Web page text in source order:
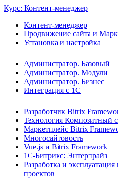
Курс: Контент-менеджер
Контент-менеджер
Продвижение сайта и
Установка и настройка
Администратор. Базовый
Администратор. Модули
Администратор. Бизнес
Интеграция с 1С
Разработчик Bitrix
Технология Композитный
Маркетплейс Bitrix
Многосайтовость
Vue.js и Bitrix Framework
1С-Битрикс: Энтерпрайз
Разработка и
проектов